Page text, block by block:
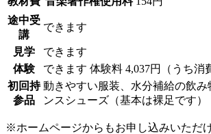
途中受
講
できます
見学
できます
体験
できます 体験料 4,037円（うち消
初回持
参品
動きやすい服装、水分補給の飲
ンスシューズ（基本は裸足です）
※ホームページからもお申し込みいただ